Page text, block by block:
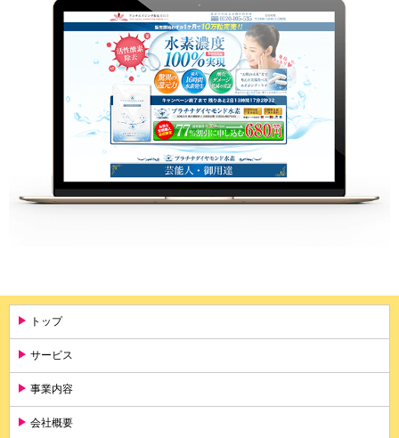
トップ
サービス
事業内容
会社概要